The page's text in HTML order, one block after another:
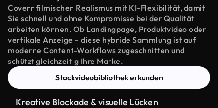
Coverr filmischen Realismus mit KI-Flexibilität, damit
Sie schnell und ohne Kompromisse bei der Qualität
arbeiten können. Ob Landingpage, Produktvideo oder
vertikale Anzeige – diese hybride Sammlung ist auf
moderne Content-Workflows zugeschnitten und
schützt gleichzeitig Ihre Marke.
Stockvideobibliothek erkunden
Kreative Blockade & visuelle Lücken